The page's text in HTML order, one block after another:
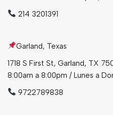
214 3201391
Garland, Texas
1718 S First St, Garland, TX
8:00am a 8:00pm / Lunes a
9722789838